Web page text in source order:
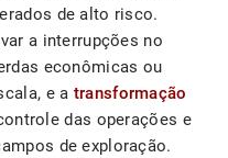
de alto risco.
a interrupções no
econômicas ou
e a transformação
das operações e
de exploração.